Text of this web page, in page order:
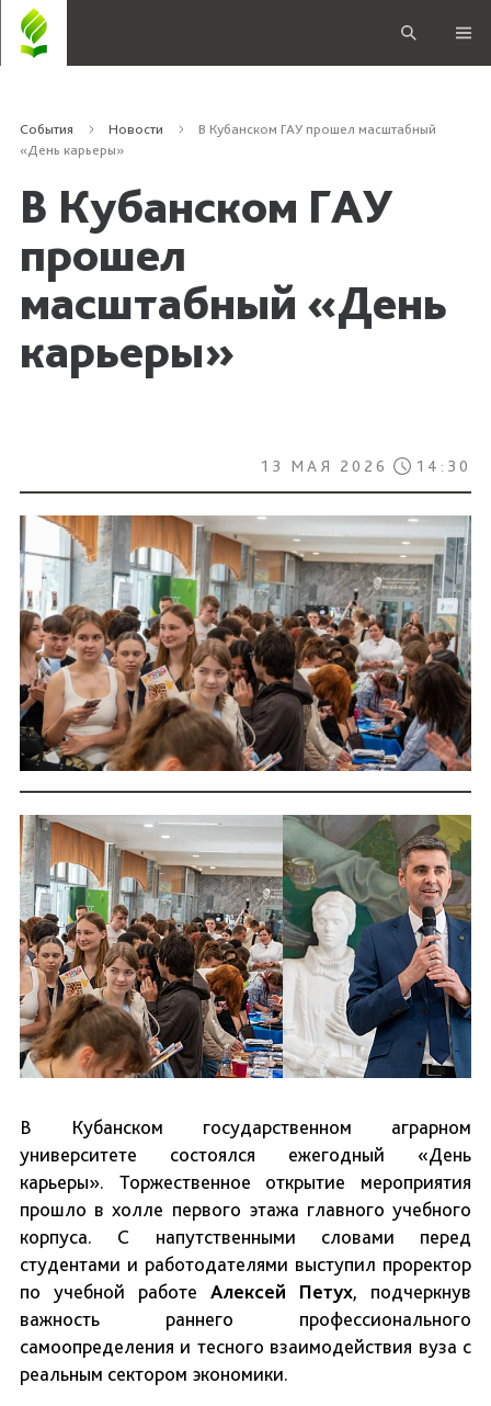
События Новости
В Кубанском ГАУ прошел масштабный
«День карьеры»
В Кубанском ГАУ
прошел
масштабный «День
карьеры»
13 МАЯ 2026 14:30
В Кубанском государственном аграрном
университете состоялся ежегодный «День
карьеры». Торжественное открытие мероприятия
прошло в холле первого этажа главного учебного
корпуса. С напутственными словами перед
студентами и работодателями выступил проректор
по учебной работе Алексей Петух, подчеркнув
важность раннего профессионального
самоопределения и тесного взаимодействия вуза с
реальным сектором экономики.